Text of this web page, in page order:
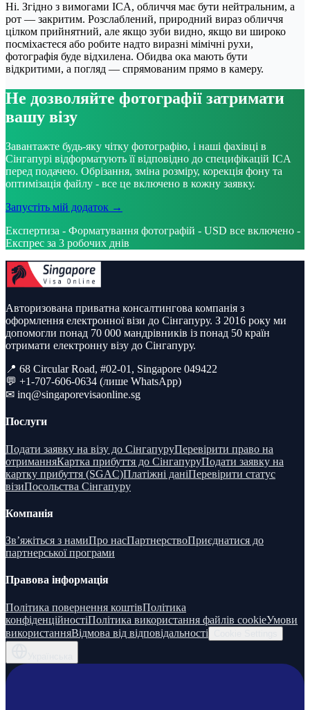
Ні. Згідно з вимогами ICA, обличчя має бути нейтральним, а
рот — закритим. Розслаблений, природний вираз обличчя
цілком прийнятний, але якщо зуби видно, якщо ви широко
посміхаєтеся або робите надто виразні мімічні рухи,
фотографія буде відхилена. Обидва ока мають бути
відкритими, а погляд — спрямованим прямо в камеру.
Не дозволяйте фотографії затримати
вашу візу
Завантажте будь-яку чітку фотографію, і наші фахівці в
Сінгапурі відформатують її відповідно до специфікацій ICA
перед подачею. Обрізання, зміна розміру, корекція фону та
оптимізація файлу - все це включено в кожну заявку.
Запустіть мій додаток →
Експертиза - Форматування фотографій - USD все включено -
Експрес за 3 робочих днів
Авторизована приватна консалтингова компанія з
оформлення електронної візи до Сінгапуру. З 2016 року ми
допомогли понад 70 000 мандрівників із понад 50 країн
отримати електронну візу до Сінгапуру.
📍 68 Circular Road, #02-01, Singapore 049422
💬 +1-707-606-0634 (лише WhatsApp)
✉ inq@singaporevisaonline.sg
Послуги
Подати заявку на візу до СінгапуруПеревірити право на
отриманняКартка прибуття до СінгапуруПодати заявку на
картку прибуття (SGAC)Платіжні даніПеревірити статус
візиПосольства Сінгапуру
Компанія
Зв’яжіться з намиПро насПартнерствоПриєднатися до
партнерської програми
Правова інформація
Політика повернення коштівПолітика
конфіденційностіПолітика використання файлів cookieУмови
використанняВідмова від відповідальності